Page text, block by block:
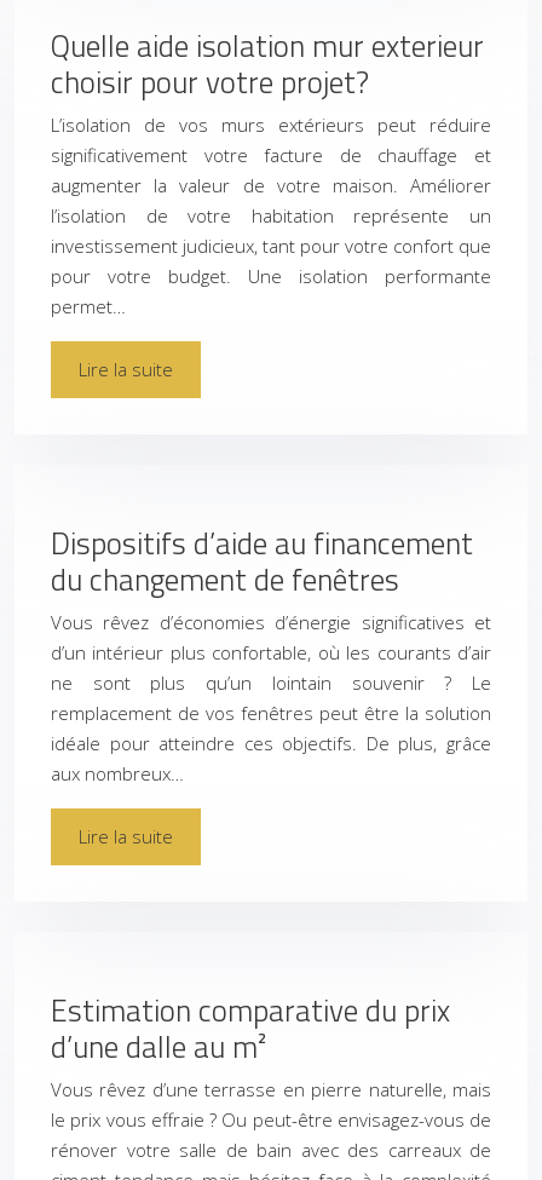
Quelle aide isolation mur exterieur
choisir pour votre projet?
L’isolation de vos murs extérieurs peut réduire
significativement votre facture de chauffage et
augmenter la valeur de votre maison. Améliorer
l’isolation de votre habitation représente un
investissement judicieux, tant pour votre confort que
pour votre budget. Une isolation performante
permet…
Lire la suite
Dispositifs d’aide au financement
du changement de fenêtres
Vous rêvez d’économies d’énergie significatives et
d’un intérieur plus confortable, où les courants d’air
ne sont plus qu’un lointain souvenir ? Le
remplacement de vos fenêtres peut être la solution
idéale pour atteindre ces objectifs. De plus, grâce
aux nombreux…
Lire la suite
Estimation comparative du prix
d’une dalle au m²
Vous rêvez d’une terrasse en pierre naturelle, mais
le prix vous effraie ? Ou peut-être envisagez-vous de
rénover votre salle de bain avec des carreaux de